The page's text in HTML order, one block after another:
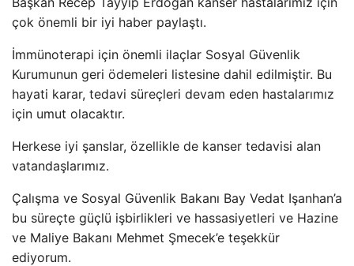
çok önemli bir iyi haber paylaştı.
İmmünoterapi için önemli ilaçlar Sosyal Güvenlik
Kurumunun geri ödemeleri listesine dahil edilmiştir. Bu
hayati karar, tedavi süreçleri devam eden hastalarımız
için umut olacaktır.
Herkese iyi şanslar, özellikle de kanser tedavisi alan
vatandaşlarımız.
Çalışma ve Sosyal Güvenlik Bakanı Bay Vedat Işanhan’a
bu süreçte güçlü işbirlikleri ve hassasiyetleri ve Hazine
ve Maliye Bakanı Mehmet Şmecek’e teşekkür
ediyorum.